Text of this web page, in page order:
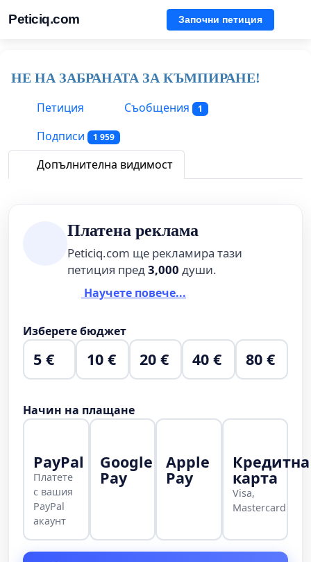
Peticiq.com Започни петиция
НЕ НА ЗАБРАНАТА ЗА КЪМПИРАНЕ!
Петиция
Съобщения 1
Подписи 1 959
Допълнителна видимост
Платена реклама
Peticiq.com ще рекламира тази
петиция пред3,000 души.
Научете повече...
Изберете бюджет
5 € 10 € 20 € 40 € 80 €
Начин на плащане
PayPal
Платете
с вашия
PayPal
акаунт
Google
Pay
Apple
Pay
Кредитна
карта
Visa,
Mastercard